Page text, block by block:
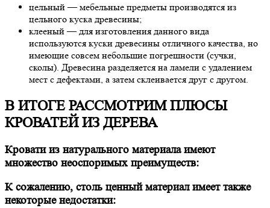
цельный — мебельные предметы производятся из
цельного куска древесины;
клееный — для изготовления данного вида
используются куски древесины отличного качества, но
имеющие совсем небольшие погрешности (сучки,
сколы). Древесина разделяется на ламели с удалением
мест с дефектами, а затем склеивается друг с другом.
В ИТОГЕ РАССМОТРИМ ПЛЮСЫ
КРОВАТЕЙ ИЗ ДЕРЕВА
Кровати из натурального материала имеют
множество неоспоримых преимуществ:
К сожалению, столь ценный материал имеет также
некоторые недостатки: